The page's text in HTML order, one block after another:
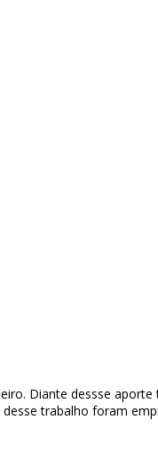
Diante dessse
trabalho foram